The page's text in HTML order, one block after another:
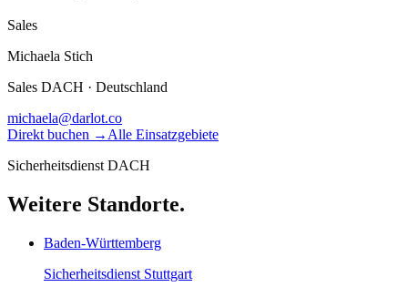
Sales
Michaela Stich
Sales DACH · Deutschland
michaela@darlot.co
Direkt buchen → Alle Einsatzgebiete
Sicherheitsdienst DACH
Weitere Standorte.
Baden-Württemberg
Sicherheitsdienst Stuttgart